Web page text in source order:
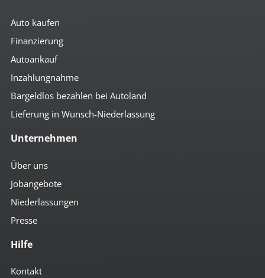
Auto kaufen
Finanzierung
Autoankauf
Inzahlungnahme
Bargeldlos bezahlen bei Autoland
Lieferung in Wunsch-Niederlassung
Unternehmen
Über uns
Jobangebote
Niederlassungen
Presse
Hilfe
Kontakt